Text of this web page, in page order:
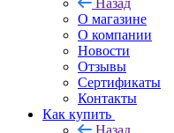
Назад
О магазине
О компании
Новости
Отзывы
Сертификаты
Контакты
Как купить
Назад